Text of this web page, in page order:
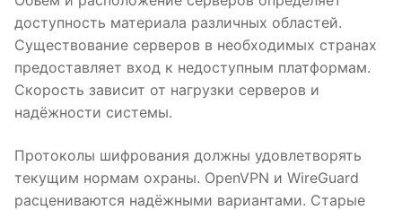
доступность материала различных областей.
Существование серверов в необходимых странах
предоставляет вход к недоступным платформам.
Скорость зависит от нагрузки серверов и
надёжности системы.
Протоколы шифрования должны удовлетворять
текущим нормам охраны. OpenVPN и WireGuard
расцениваются надёжными вариантами. Старые